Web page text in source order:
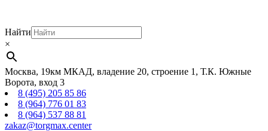
Найти
×
Москва, 19км МКАД, владение 20, строение 1, Т.К. Южные
Ворота, вход 3
8 (495) 205 85 86
8 (964) 776 01 83
8 (964) 537 88 81
zakaz@torgmax.center